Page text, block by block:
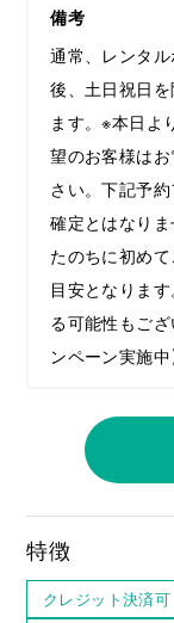
備考
通常、レンタ
後、土日祝日
ます。※本日よ
望のお客様は
さい。下記予
確定とはなり
たのちに初め
目安となりま
る可能性もご
ンペーン実施
特徴
クレジット決済可